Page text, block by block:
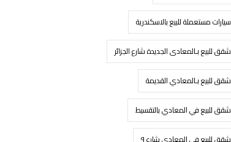
سيارات مستعملة للبيع بالاسكندرية
شقق للبيع بـالمعادى الجديدة شارع الجزائر
شقق للبيع بـالمعادي القديمة
شقق للبيع في المعادي بالتقسيط